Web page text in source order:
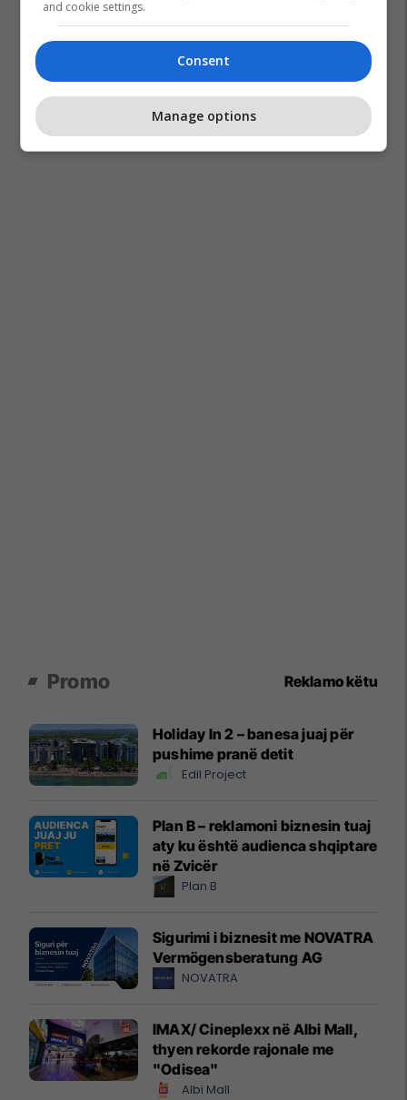
Sulltana Zogu Fushë-Krujë
Promo Reklamo këtu
Holiday In 2 – banesa juaj për
pushime pranë detit
Edil Project
Plan B – reklamoni biznesin tuaj
aty ku është audienca shqiptare
në Zvicër
Plan B
Sigurimi i biznesit me NOVATRA
Vermögensberatung AG
NOVATRA
IMAX/ Cineplexx në Albi Mall,
thyen rekorde rajonale me
"Odisea"
Albi Mall
and cookie settings.
Consent
Manage options